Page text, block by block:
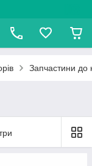
Запчастини до